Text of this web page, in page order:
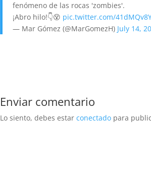
fenómeno de las rocas 'zombies'.
¡Abro hilo!👇😵 pic.twitter.com/
— Mar Gómez (@MarGomezH) July 14,
Enviar comentario
Lo siento, debes estarconectado para